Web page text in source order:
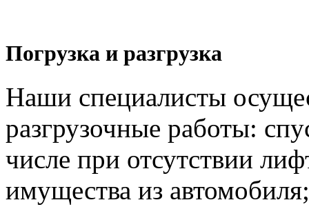
Погрузка и разгрузка
Наши специалисты
разгрузочные работы:
числе при отсутствии
имущества из